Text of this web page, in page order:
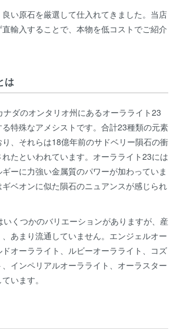
い原石を厳選して仕入れてきました。当店
輸入することで、本物を低コストでご紹介
は
ナダのオンタリオ州にあるオーラライト23
特殊なアメシストです。合計23種類の元素
、それらは18億年前のサドベリー隕石の衝
たといわれています。オーラライト23には
ーに力強い金属質のパワーが加わっていま
ベオンに似た隕石のニュアンスが感じられ
いくつかのバリエーションがありますが、産
あまり流通していません。エンジェルオー
オーラライト、ルビーオーラライト、コズ
インペリアルオーラライト、オーラスター
います。